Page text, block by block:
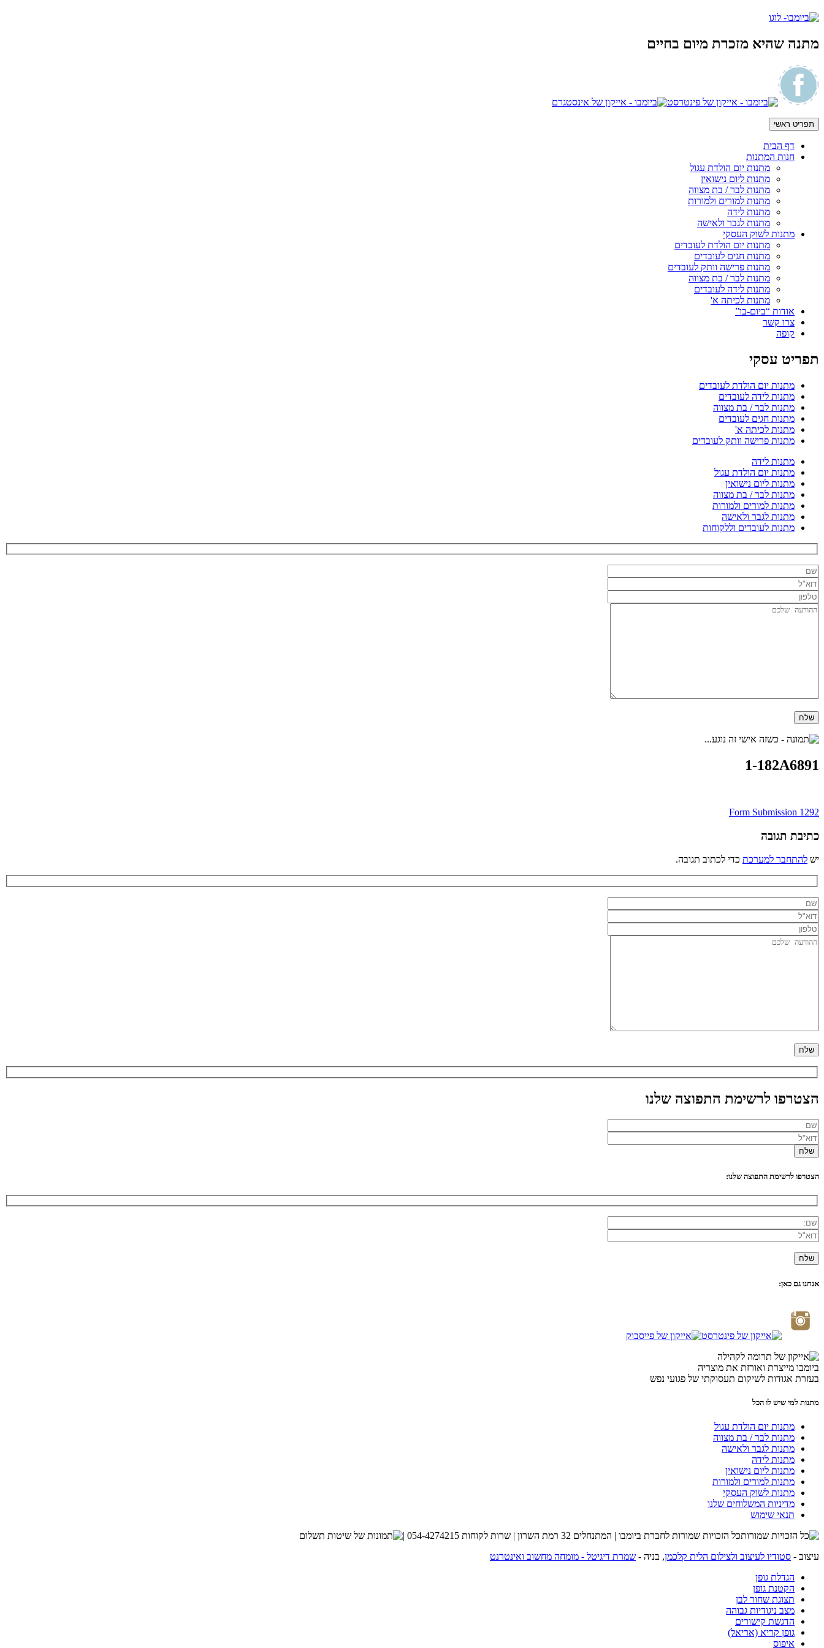
מתנה שהיא מזכרת מיום בחיים
תפריט ראשי
דף הבית
חנות המתנות
מתנות יום הולדת עגול
מתנות ליום נישואין
מתנות לבר / בת מצווה
מתנות למורים ולמורות
מתנות לידה
מתנות לגבר ולאישה
מתנות לשוק העסקי
מתנות יום הולדת לעובדים
מתנות חגים לעובדים
מתנות פרישה וותק לעובדים
מתנות לבר / בת מצווה
מתנות לידה לעובדים
מתנות לכיתה א'
אודות “ביום-בו”
צרו קשר
קופה
תפריט עסקי
מתנות יום הולדת לעובדים
מתנות לידה לעובדים
מתנות לבר / בת מצווה
מתנות חגים לעובדים
מתנות לכיתה א'
מתנות פרישה וותק לעובדים
מתנות לידה
מתנות יום הולדת עגול
מתנות ליום נישואין
מתנות לבר / בת מצווה
מתנות למורים ולמורות
מתנות לגבר ולאישה
מתנות לעובדים וללקוחות
1-182A6891
ניווט
Form Submission 1292
כתיבת תגובה
יש להתחבר למערכת כדי לכתוב תגובה.
הצטרפו לרשימת התפוצה שלנו
הצטרפו לרשימת התפוצה שלנו:
אנחנו גם כאן:
ביומבו מייצרת ואורזת את מוצריה
בעזרת אגודות לשיקום תעסוקתי של פגועי נפש
מתנות למי שיש לו הכל
מתנות יום הולדת עגול
מתנות לבר / בת מצווה
מתנות לגבר ולאישה
מתנות לידה
מתנות ליום נישואין
מתנות למורים ולמורות
מתנות לשוק העסקי
מדיניות המשלוחים שלנו
תנאי שימוש
כל הזכויות שמורות לחברת ביומבו | המתנחלים 32 רמת השרון | שרות לקוחות 054-4274215 |
עיצוב - סטודיו לעיצוב ולצילום הלית קלכמן, בניה - שמרת דיגיטל - מומחה מחשוב ואינטרנט
הגדלת גופן
הקטנת גופן
תצוגת שחור לבן
מצב ניגודיות גבוהה
הדגשת קישורים
גופן קריא (אריאל)
איפוס